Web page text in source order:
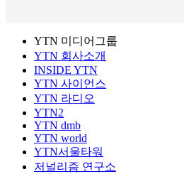
YTN 미디어그룹
YTN 회사소개
INSIDE YTN
YTN 사이언스
YTN 라디오
YTN2
YTN dmb
YTN world
YTN서울타워
저널리즘 연구소